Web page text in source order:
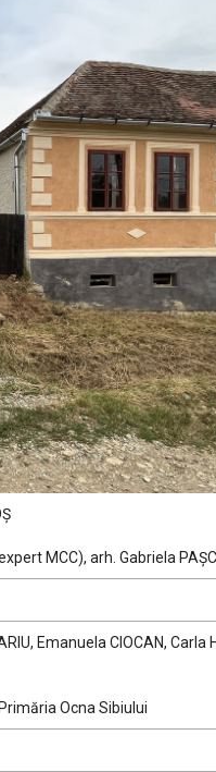
MCC), arh. Gabriela
Emanuela CIOCAN, Carla
Ocna Sibiului